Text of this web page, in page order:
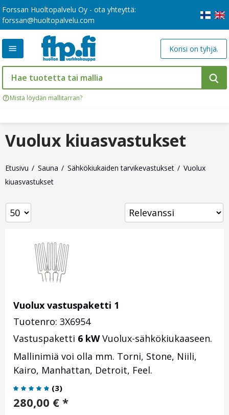
Forssan Huoltopalvelu Oy - ota yhteyttä:
forssan@huoltopalvelu.com
Mistä löydän mallitarran?
Korisi on tyhjä.
Etusivu Sauna Sähkökiukaiden tarvikevastukset
Vuolux
kiuasvastukset
Vuolux kiuasvastukset
Vuolux vastuspaketti 1
Tuotenro: 3X6954
Vastuspaketti 6 kWVuolux-sähkökiukaaseen.
Mallinimiä voi olla mm. Torni, Stone, Niili,
Kairo, Manhattan, Detroit, Feel.
(3)
280,00 € *